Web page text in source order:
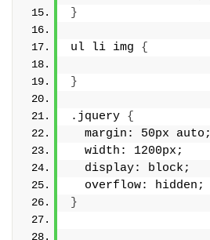
}
ul li img {
}
.jquery {
  margin: 50px auto;
  width: 1200px;
  display: block;
  overflow: hidden;
}